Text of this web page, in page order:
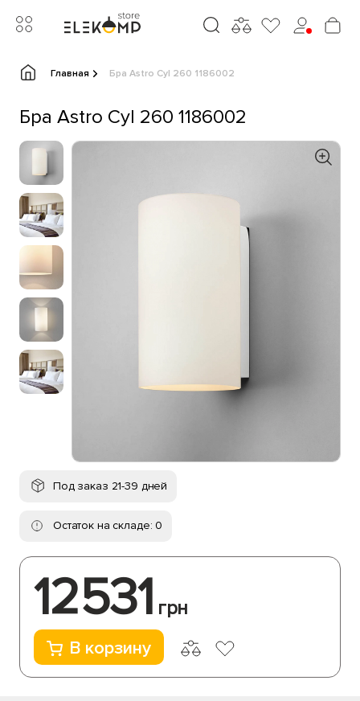
Главная Бра Astro Cyl 260 1186002
Бра Astro Cyl 260 1186002
Под заказ 21-39 дней
Остаток на складе: 0
12531 грн
В корзину